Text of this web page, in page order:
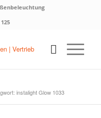
instalight Glow 1033